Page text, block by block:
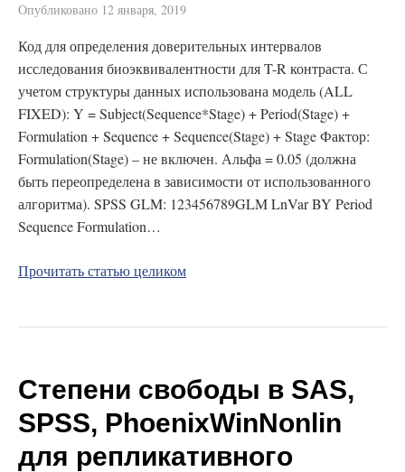
Опубликовано 12 января, 2019
Код для определения доверительных интервалов
исследования биоэквивалентности для T-R контраста. С
учетом структуры данных использована модель (ALL
FIXED): Y = Subject(Sequence*Stage) + Period(Stage) +
Formulation + Sequence + Sequence(Stage) + Stage Фактор:
Formulation(Stage) – не включен. Альфа = 0.05 (должна
быть переопределена в зависимости от использованного
алгоритма). SPSS GLM: 123456789GLM LnVar BY Period
Sequence Formulation…
Прочитать статью целиком
Степени свободы в SAS,
SPSS, PhoenixWinNonlin
для репликативного